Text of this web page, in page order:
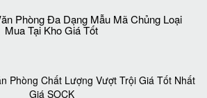
Phòng Đa Dạng Mẫu Mã Chủng Loại
Mua Tại Kho Giá Tốt